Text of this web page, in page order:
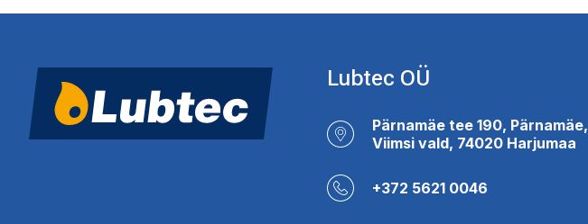
Lubtec OÜ
Pärnamäe tee 190, Pärnamäe,
Viimsi vald, 74020 Harjumaa
+372 5621 0046